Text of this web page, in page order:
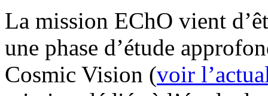
La mission EChO vient
une phase d’étude
Cosmic Vision (voir